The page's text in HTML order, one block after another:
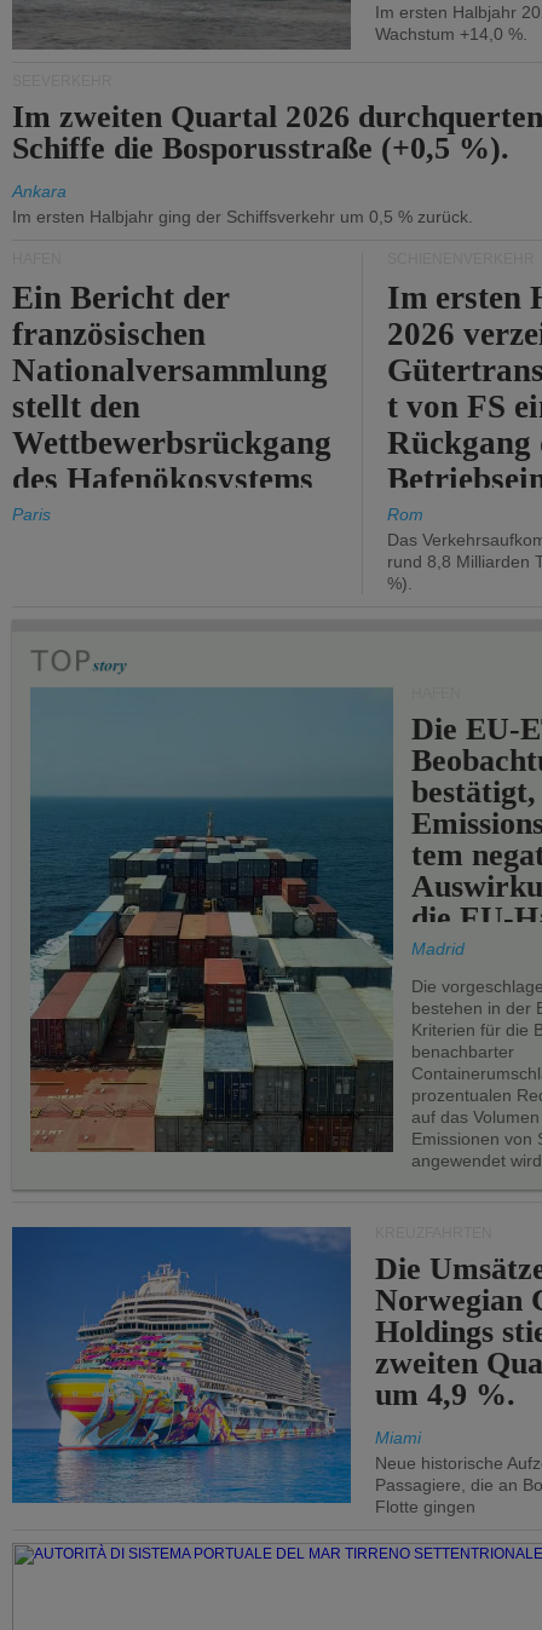
Im ersten Halbjahr
Wachstum +14,0 %.
Im zweiten Quartal 2026
Schiffe die Bosporusstraße (+0,5 %).
Ankara
Im ersten Halbjahr ging der Schiffsverkehr um 0,5 % zurück.
Ein Bericht der
französischen
Nationalversammlung
stellt den
Wettbewerbsrückgang
des Hafenökosystems
des Staates fest.
Paris
Im ersten
2026
t von FS
Rückgang
um 2,7 %.
Rom
Das
rund 8,8 Milliarden
%).
Die EU-
bestätigt,
tem
die EU-
Madrid
Die
bestehen in der
Kriterien für die
benachbarter
prozentualen
auf das
Emissionen von
angewendet
Die
Norwegian
Holdings
zweiten
um 4,9 %.
Miami
Neue historische
Passagiere, die an
Flotte gingen